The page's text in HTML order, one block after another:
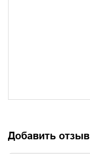
Добавить отзыв